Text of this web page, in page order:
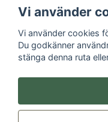
Vi använder
Vi använder cookies
Du godkänner
stänga denna ruta